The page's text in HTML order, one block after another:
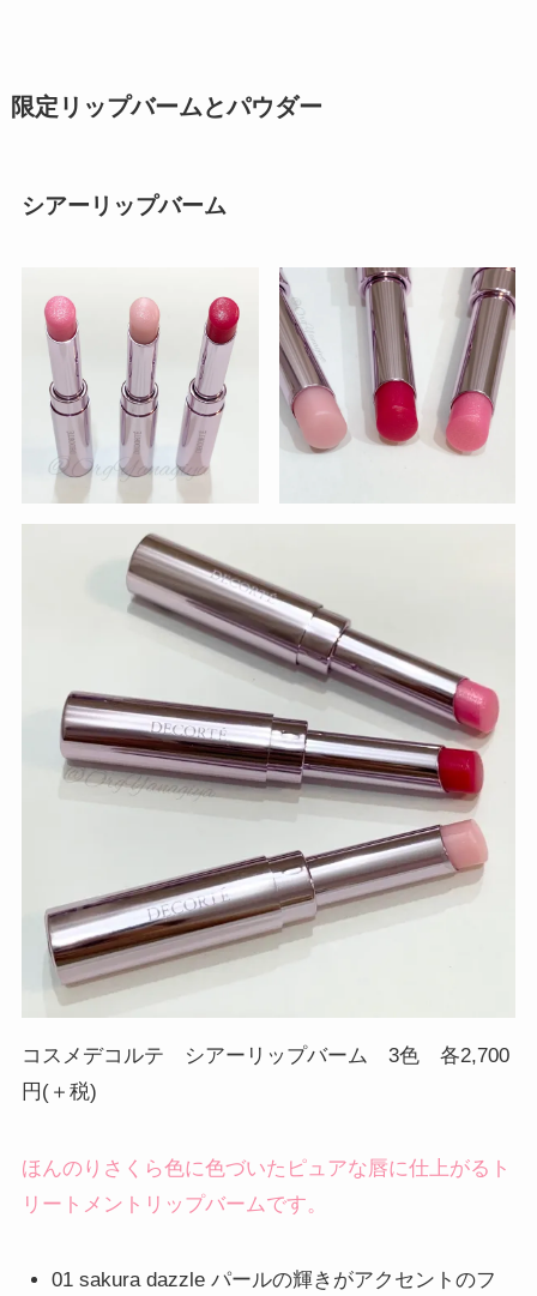
限定リップバームとパウダー
シアーリップバーム
コスメデコルテ シアーリップバーム 3色 各2,700
円(＋税)
ほんのりさくら色に色づいたピュアな唇に仕上がるト
リートメントリップバームです。
01 sakura dazzle パールの輝きがアクセントのフ